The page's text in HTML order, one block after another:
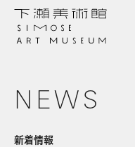
NEWS
新着情報